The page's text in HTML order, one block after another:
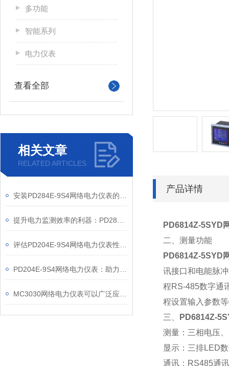
多功能
智能系列
电力仪表
查看全部
相关文章
RELATED ARTICLES
产品详情
PD6814Z-5SYD
二、测量功能
PD6814Z-5SYD
讯接口和电能脉
程RS-485数字通
程设置输入参数
三、
PD6814Z-
测量：三相电压
显示：三排
通讯：RS485